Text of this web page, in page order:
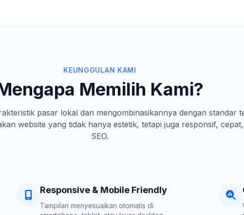
KEUNGGULAN KAMI
Memilih Kami?
pasar lokal dan mengombinasikannya dengan standar
website yang tidak hanya estetik, tetapi juga responsif,
SEO.
Responsive & Mobile Friendly
Tampilan menyesuaikan otomatis di